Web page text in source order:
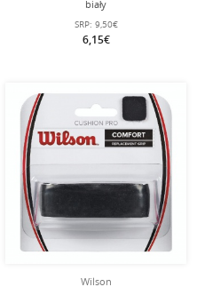
biały
SRP: 9,50€
6,15€
Wilson